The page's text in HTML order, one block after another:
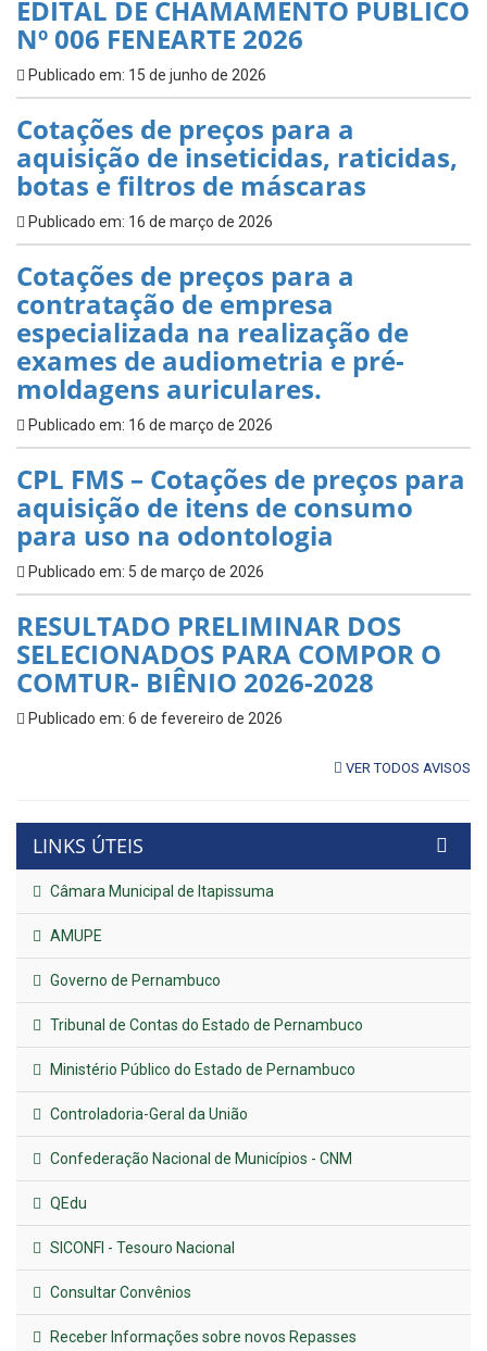
EDITAL DE CHAMAMENTO PÚBLICO
Nº 006 FENEARTE 2026
Publicado em: 15 de junho de 2026
Cotações de preços para a
aquisição de inseticidas, raticidas,
botas e filtros de máscaras
Publicado em: 16 de março de 2026
Cotações de preços para a
contratação de empresa
especializada na realização de
exames de audiometria e pré-
moldagens auriculares.
Publicado em: 16 de março de 2026
CPL FMS – Cotações de preços para
aquisição de itens de consumo
para uso na odontologia
Publicado em: 5 de março de 2026
RESULTADO PRELIMINAR DOS
SELECIONADOS PARA COMPOR O
COMTUR- BIÊNIO 2026-2028
Publicado em: 6 de fevereiro de 2026
VER TODOS AVISOS
LINKS ÚTEIS
Câmara Municipal de Itapissuma
AMUPE
Governo de Pernambuco
Tribunal de Contas do Estado de Pernambuco
Ministério Público do Estado de Pernambuco
Controladoria-Geral da União
Confederação Nacional de Municípios - CNM
QEdu
SICONFI - Tesouro Nacional
Consultar Convênios
Receber Informações sobre novos Repasses